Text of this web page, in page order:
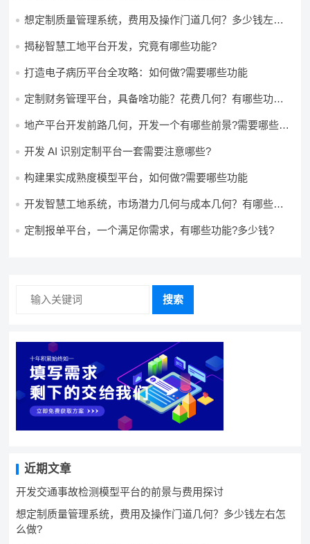
想定制质量管理系统，费用及操作门道几何？多少钱左右
揭秘智慧工地平台开发，究竟有哪些功能?
打造电子病历平台全攻略：如何做?需要哪些功能
定制财务管理平台，具备啥功能？花费几何？有哪些功能?
地产平台开发前路几何，开发一个有哪些前景?需要哪些费
开发 AI 识别定制平台一套需要注意哪些?
构建果实成熟度模型平台，如何做?需要哪些功能
开发智慧工地系统，市场潜力几何与成本几何？有哪些前
定制报单平台，一个满足你需求，有哪些功能?多少钱?
搜索
近期文章
开发交通事故检测模型平台的前景与费用探讨
想定制质量管理系统，费用及操作门道几何？多少钱左右怎
么做?